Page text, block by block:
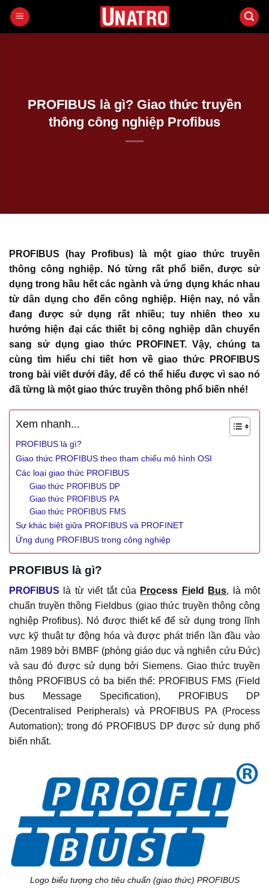
qua
PROFIBUS là gì? Giao thức truyền
thông công nghiệp Profibus
PROFIBUS (hay Profibus) là một giao thức truyền
thông công nghiệp. Nó từng rất phổ biến, được sử
dụng trong hầu hết các ngành và ứng dụng khác nhau
từ dân dụng cho đến công nghiệp. Hiện nay, nó vẫn
đang được sử dụng rất nhiều; tuy nhiên theo xu
hướng hiện đại các thiết bị công nghiệp dần chuyển
sang sử dụng giao thức PROFINET. Vậy, chúng ta
cùng tìm hiểu chi tiết hơn về giao thức PROFIBUS
trong bài viết dưới đây, để có thể hiểu được vì sao nó
đã từng là một giao thức truyền thông phổ biến nhé!
Xem nhanh...
PROFIBUS là gì?
Giao thức PROFIBUS theo tham chiếu mô hình OSI
Các loại giao thức PROFIBUS
Giao thức PROFIBUS DP
Giao thức PROFIBUS PA
Giao thức PROFIBUS FMS
Sự khác biệt giữa PROFIBUS và PROFINET
Ứng dụng PROFIBUS trong công nghiệp
PROFIBUS là gì?
PROFIBUS là từ viết tắt của Process Field Bus, là một
chuẩn truyền thông Fieldbus (giao thức truyền thông công
nghiệp Profibus). Nó được thiết kế để sử dụng trong lĩnh
vực kỹ thuật tự động hóa và được phát triển lần đầu vào
năm 1989 bởi BMBF (phòng giáo dục và nghiên cứu Đức)
và sau đó được sử dụng bởi Siemens. Giao thức truyền
thông PROFIBUS có ba biến thể: PROFIBUS FMS (Field
bus Message Specification), PROFIBUS DP
(Decentralised Peripherals) và PROFIBUS PA (Process
Automation); trong đó PROFIBUS DP được sử dụng phổ
biến nhất.
Logo biểu tượng cho tiêu chuẩn (giao thức) PROFIBUS